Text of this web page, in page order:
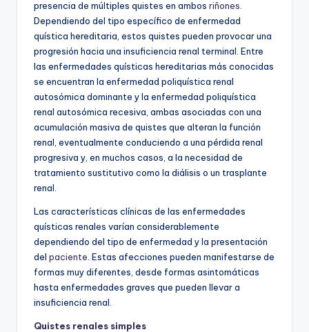
presencia de múltiples quistes en ambos riñones
Dependiendo del tipo específico de enfermedad
quística hereditaria, estos quistes pueden provocar una
progresión hacia una insuficiencia renal terminal. Entre
las enfermedades quísticas hereditarias más conocidas
se encuentran la enfermedad poliquística renal
autosómica dominante y la enfermedad poliquística
renal autosómica recesiva, ambas asociadas con una
acumulación masiva de quistes que alteran la función
renal, eventualmente conduciendo a una pérdida renal
progresiva y, en muchos casos, a la necesidad de
tratamiento sustitutivo como la diálisis o un trasplante
renal.
Las características clínicas de las enfermedades
quísticas renales varían considerablemente
dependiendo del tipo de enfermedad y la presentación
del paciente . Estas afecciones pueden manifestarse de
formas muy diferentes, desde formas asintomáticas
hasta enfermedades graves que pueden llevar a
insuficiencia renal.
Quistes renales simples